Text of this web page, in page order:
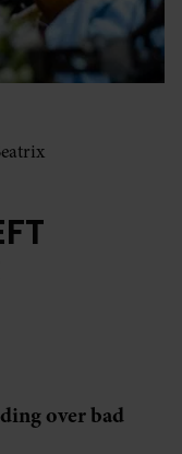
over bad